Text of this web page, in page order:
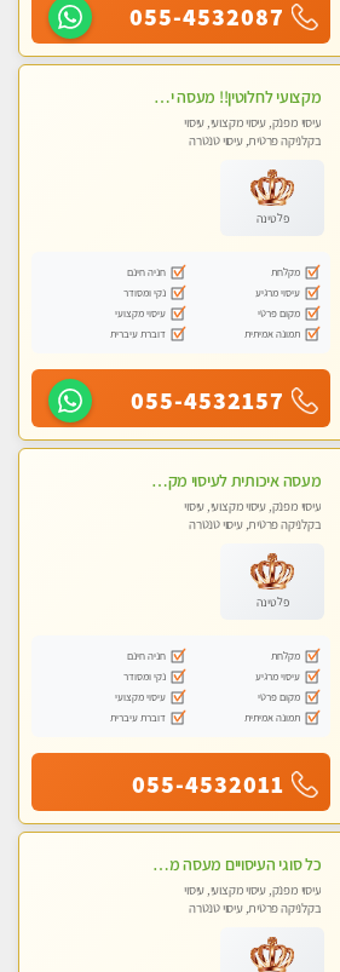
055-4532087
מקצועי לחלוטין!! מעסה יפה איכותית מקצועית ומפנקת מאוד פרטי מומלץ בחום.עיסוי מפנק מאוווד.
עיסוי מפנק, עיסוי מקצועי, עיסוי
בקלניקה פרטית, עיסוי טנטרה
פלטינה
מקלחת
חניה חינם
עיסוי מרגיע
נקי ומסודר
מקום פרטי
עיסוי מקצועי
תמונה אמיתית
דוברת עיברית
055-4532157
מעסה איכותית לעיסוי מקצועי ומפנק לכל שרירי הגוף עיסוי רפואי, מרגיע, קלאסי
עיסוי מפנק, עיסוי מקצועי, עיסוי
בקלניקה פרטית, עיסוי טנטרה
פלטינה
מקלחת
חניה חינם
עיסוי מרגיע
נקי ומסודר
מקום פרטי
עיסוי מקצועי
תמונה אמיתית
דוברת עיברית
055-4532011
כל סוגי העיסויים מעסה מקצועית ואיכותית פרטי!!
עיסוי מפנק, עיסוי מקצועי, עיסוי
בקלניקה פרטית, עיסוי טנטרה